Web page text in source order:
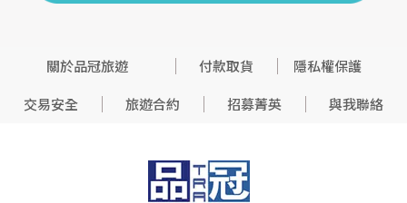
關於品冠旅遊 付款取貨
隱私權保護
交易安全
旅遊合約 招募菁英 與我聯絡